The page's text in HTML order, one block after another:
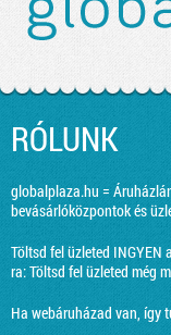
RÓLUNK
globalplaza.hu =
bevásárlóközpontok és
Töltsd fel üzleted INGYEN
ra:Töltsd fel üzleted még
Ha webáruházad van, így